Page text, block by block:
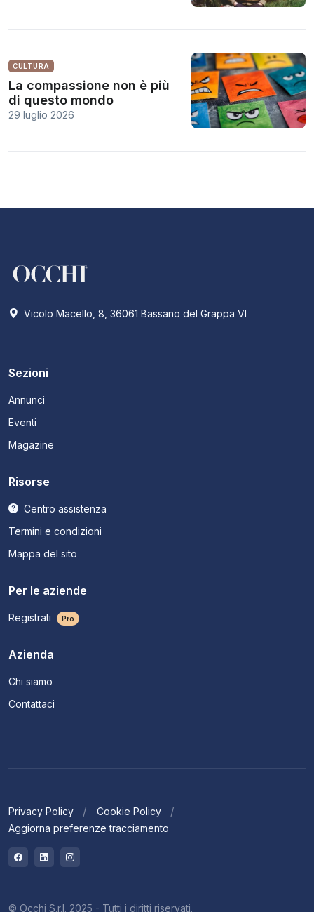
CULTURA
La compassione non è più
di questo mondo
29 luglio 2026
Vicolo Macello, 8, 36061 Bassano del Grappa VI
Sezioni
Annunci
Eventi
Magazine
Risorse
Centro assistenza
Termini e condizioni
Mappa del sito
Per le aziende
Registrati Pro
Azienda
Chi siamo
Contattaci
Privacy Policy
Cookie Policy
Aggiorna preferenze tracciamento
© Occhi S.r.l. 2025 - Tutti i diritti riservati.